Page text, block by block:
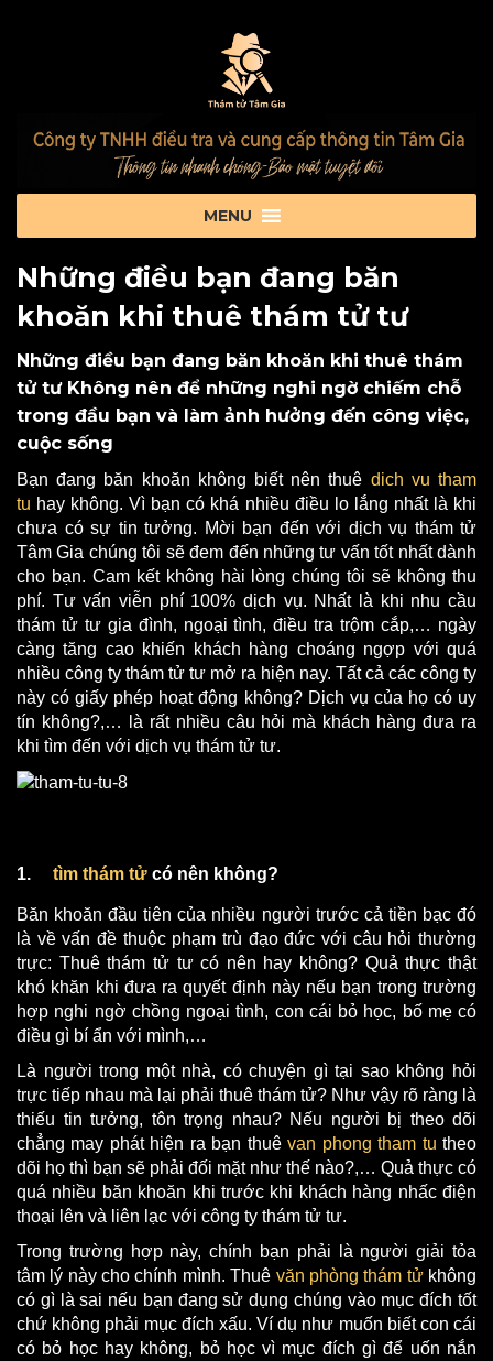
Những điều bạn đang băn
khoăn khi thuê thám tử tư
Những điều bạn đang băn khoăn khi thuê thám
tử tư Không nên để những nghi ngờ chiếm chỗ
trong đầu bạn và làm ảnh hưởng đến công việc,
cuộc sống
Bạn đang băn khoăn không biết nên thuê dich vu tham
tu hay không. Vì bạn có khá nhiều điều lo lắng nhất là khi
chưa có sự tin tưởng. Mời bạn đến với dịch vụ thám tử
Tâm Gia chúng tôi sẽ đem đến những tư vấn tốt nhất dành
cho bạn. Cam kết không hài lòng chúng tôi sẽ không thu
phí. Tư vấn viễn phí 100% dịch vụ. Nhất là khi nhu cầu
thám tử tư gia đình, ngoại tình, điều tra trộm cắp,… ngày
càng tăng cao khiến khách hàng choáng ngợp với quá
nhiều công ty thám tử tư mở ra hiện nay. Tất cả các công ty
này có giấy phép hoạt động không? Dịch vụ của họ có uy
tín không?,… là rất nhiều câu hỏi mà khách hàng đưa ra
khi tìm đến với dịch vụ thám tử tư.
1. tìm thám tử có nên không?
Băn khoăn đầu tiên của nhiều người trước cả tiền bạc đó
là về vấn đề thuộc phạm trù đạo đức với câu hỏi thường
trực: Thuê thám tử tư có nên hay không? Quả thực thật
khó khăn khi đưa ra quyết định này nếu bạn trong trường
hợp nghi ngờ chồng ngoại tình, con cái bỏ học, bố mẹ có
điều gì bí ẩn với mình,…
Là người trong một nhà, có chuyện gì tại sao không hỏi
trực tiếp nhau mà lại phải thuê thám tử? Như vậy rõ ràng là
thiếu tin tưởng, tôn trọng nhau? Nếu người bị theo dõi
chẳng may phát hiện ra bạn thuêvan phong tham tu theo
dõi họ thì bạn sẽ phải đối mặt như thế nào?,… Quả thực có
quá nhiều băn khoăn khi trước khi khách hàng nhấc điện
thoại lên và liên lạc với công ty thám tử tư.
Trong trường hợp này, chính bạn phải là người giải tỏa
tâm lý này cho chính mình. Thuê văn phòng thám tửkhông
có gì là sai nếu bạn đang sử dụng chúng vào mục đích tốt
chứ không phải mục đích xấu. Ví dụ như muốn biết con cái
có bỏ học hay không, bỏ học vì mục đích gì để uốn nắn